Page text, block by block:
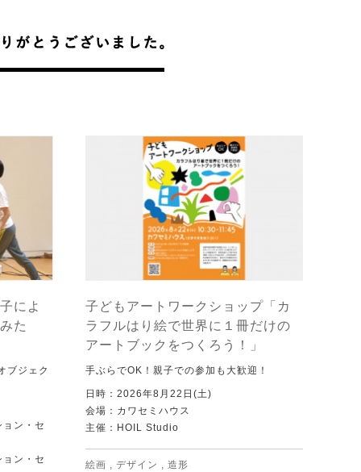
によ
た
ブジェク
ン・セ
ン・セ
子どもアートワークショップ「カ
ラフルはり絵で世界に１冊だけの
アートブックをつくろう！」
手ぶらでOK！親子での参加も大歓迎！
日時：2026年8月22日(土)
会場：カワセミハウス
主催：HOIL Studio
絵画 , デザイン , 造形